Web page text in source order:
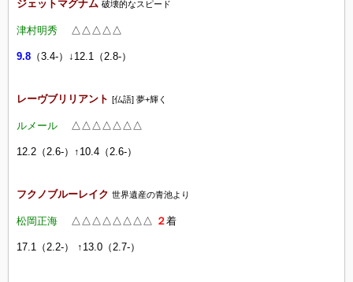
ジェットマグナム 破壊的なスピード
津村明秀 △△△△△
9.8 （3.4-）↓12.1（2.8-）
レーヴブリリアント [仏語] 夢+輝く
ルメール △△△△△△△
12.2（2.6-）↑10.4（2.6-）
フクノブルーレイク 世界遺産の青池より
松岡正海 △△△△△△△△ ２着
17.1（2.2-） ↑13.0（2.7-）